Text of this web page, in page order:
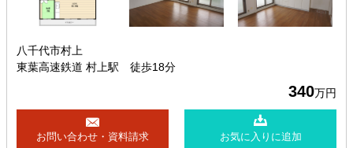
八千代市村上
東葉高速鉄道 村上駅 徒歩18分
340万円
お問い合わせ・資料請求 お気に入りに追加